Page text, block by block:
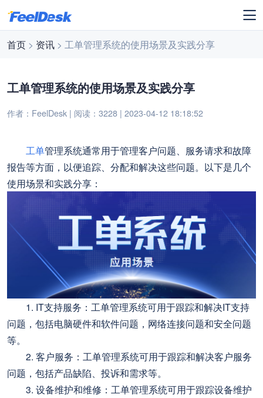
首页 > 资讯 > 工单管理系统的使用场景及实践分享
工单管理系统的使用场景及实践分享
作者：FeelDesk | 阅读：3228 | 2023-04-12 18:18:52
工单管理系统通常用于管理客户问题、服务请求和故障
报告等方面，以便追踪、分配和解决这些问题。以下是几个
使用场景和实践分享：
1. IT支持服务：工单管理系统可用于跟踪和解决IT支持
问题，包括电脑硬件和软件问题，网络连接问题和安全问题
等。
2. 客户服务：工单管理系统可用于跟踪和解决客户服务
问题，包括产品缺陷、投诉和需求等。
3. 设备维护和维修：工单管理系统可用于跟踪设备维护